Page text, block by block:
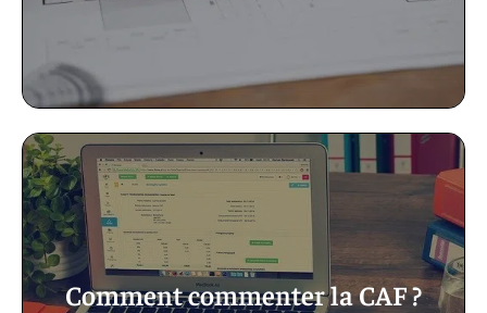
Comment commenter la CAF ?